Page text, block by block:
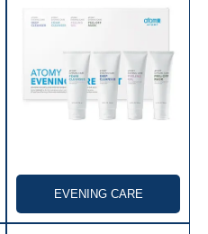
EVENING CARE